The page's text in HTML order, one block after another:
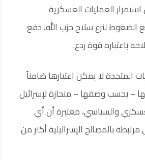
استمرار العمليات العسكرية
مع الضغوط لنزع سلاح حزب الله، دفع
باعتباره قوة ردع.
المتحدة لا يمكن اعتبارها ضامناً
– بحسب وصفها – منحازة لإسرائيل
والسياسي، معتبرة أن أي
بالمصالح الإسرائيلية أكثر من